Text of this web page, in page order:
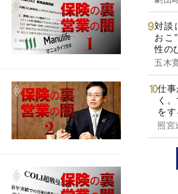
対談
おこ
性の
五木
仕
く
をす
照宮